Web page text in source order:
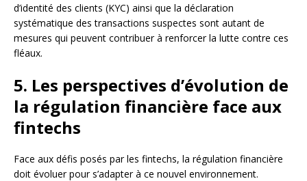
d’identité des clients (KYC) ainsi que la déclaration
systématique des transactions suspectes sont autant de
mesures qui peuvent contribuer à renforcer la lutte contre ces
fléaux.
5. Les perspectives d’évolution de
la régulation financière face aux
fintechs
Face aux défis posés par les fintechs, la régulation financière
doit évoluer pour s’adapter à ce nouvel environnement.